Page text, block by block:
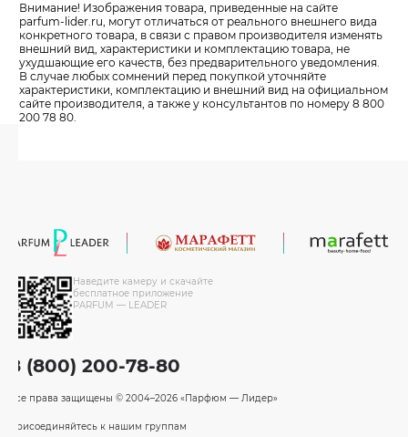
Внимание! Изображения товара, приведенные на сайте
parfum-lider.ru, могут отличаться от реального внешнего вида
конкретного товара, в связи с правом производителя изменять
внешний вид, характеристики и комплектацию товара, не
ухудшающие его качеств, без предварительного уведомления.
В случае любых сомнений перед покупкой уточняйте
характеристики, комплектацию и внешний вид на официальном
сайте производителя, а также у консультантов по номеру 8 800
200 78 80.
Наведите камеру и скачайте
бесплатное приложение
PARFUM — LEADER
8 (800) 200-78-80
Все права защищены © 2004–2026 «Парфюм — Лидер»
Присоединяйтесь к нашим группам